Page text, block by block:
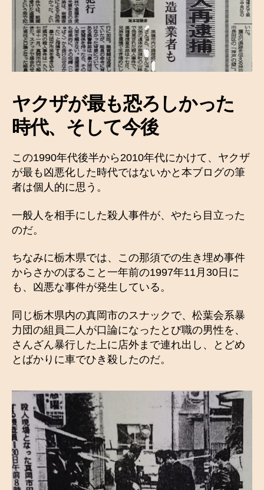
ヤクザが最も恐ろしかった
時代、そして今後
この1990年代後半から2010年代にかけて、ヤクザ
が最も凶悪化した時代ではないかと本ブログの筆
者は個人的に思う。
一般人を相手にした殺人事件が、やたら目立った
のだ。
ちなみに栃木県では、この那須での生き埋め事件
からさかのぼること一年前の1997年11月30日に
も、凶悪な事件が発生している。
同じ栃木県内の真岡市のスナックで、松葉会系暴
力団の組員二人が口論になったとび職の男性を、
さんざん暴行した上に店外まで連れ出し、とどめ
とばかりに車でひき殺したのだ。